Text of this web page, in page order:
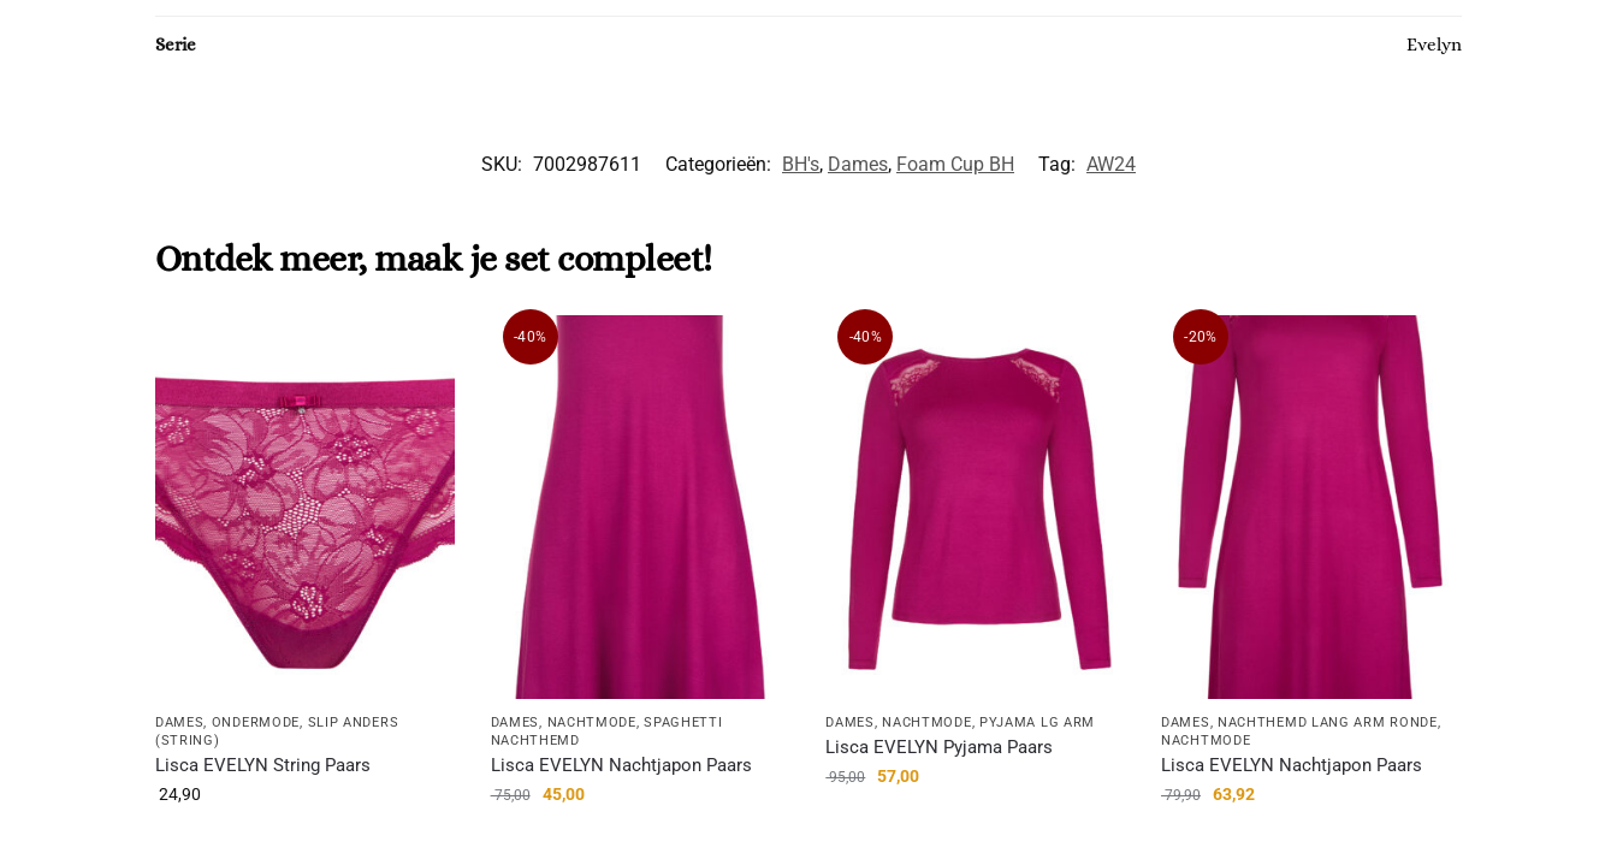
Serie Evelyn
SKU: 7002987611 Categorieën: BH's, Dames, Foam Cup BH Tag: AW24
Ontdek meer, maak je set compleet!
DAMES, ONDERMODE, SLIP ANDERS
(STRING)
Lisca EVELYN String Paars
24,90
-40%
DAMES, NACHTMODE,SPAGHETTI
NACHTHEMD
Lisca EVELYN Nachtjapon Paars
75,00 45,00
-40%
DAMES, NACHTMODE, PYJAMA LG ARM
Lisca EVELYN Pyjama Paars
95,00 57,00
-20%
DAMES, NACHTHEMD LANG ARM RONDE,
NACHTMODE
Lisca EVELYN Nachtjapon Paars
79,90 63,92